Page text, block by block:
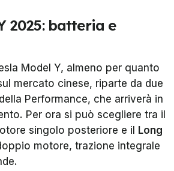
2025: batteria e
Model Y, almeno per quanto
mercato cinese, riparte da due
Performance, che arriverà in
Per ora si può scegliere tra il
singolo posteriore e il Long
motore, trazione integrale